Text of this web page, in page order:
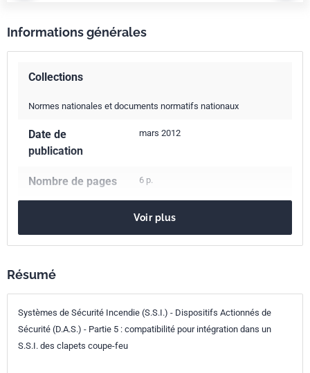
Informations générales
Collections
Normes nationales et documents normatifs nationaux
Date de
publication
mars 2012
Nombre de pages 6 p.
Codes ICS
13.220.20
classement
Numéro de tirage
Voir plus
Résumé
Systèmes de Sécurité Incendie (S.S.I.) - Dispositifs Actionnés de
Sécurité (D.A.S.) - Partie 5 : compatibilité pour intégration dans un
S.S.I. des clapets coupe-feu